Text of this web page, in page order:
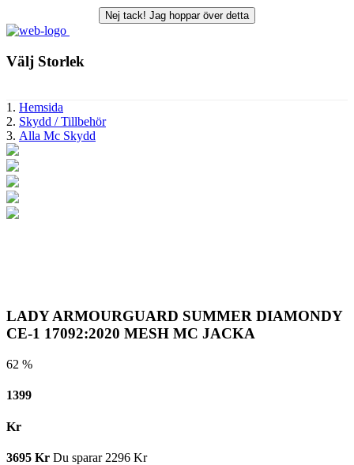
Nej tack! Jag hoppar över detta
Välj Storlek
Hemsida
Skydd / Tillbehör
Alla Mc Skydd
LADY ARMOURGUARD SUMMER DIAMONDY
CE-1 17092:2020 MESH MC JACKA
62 %
1399
Kr
3695 Kr Du sparar 2296 Kr